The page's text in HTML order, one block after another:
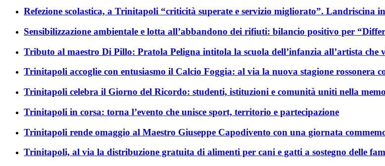
Refezione scolastica, a Trinitapoli “criticità superate e servizio migliorato”. Landriscina
Sensibilizzazione ambientale e lotta all’abbandono dei rifiuti: bilancio positivo per
Tributo al maestro Di Pillo: Pratola Peligna intitola la scuola dell’infanzia all’artista che
Trinitapoli accoglie con entusiasmo il Calcio Foggia: al via la nuova stagione rossonera
Trinitapoli celebra il Giorno del Ricordo: studenti, istituzioni e comunità uniti nella
Trinitapoli in corsa: torna l’evento che unisce sport, territorio e partecipazione
Trinitapoli rende omaggio al Maestro Giuseppe Capodivento con una giornata
Trinitapoli, al via la distribuzione gratuita di alimenti per cani e gatti a sostegno delle